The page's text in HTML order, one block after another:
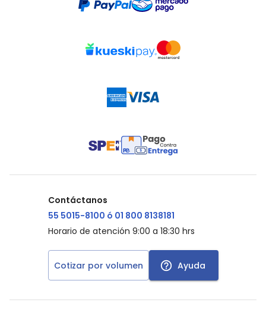
Contáctanos
55 5015-8100 ó 01 800 8138181
Horario de atención 9:00 a 18:30 hrs
Cotizar por volumen Ayuda